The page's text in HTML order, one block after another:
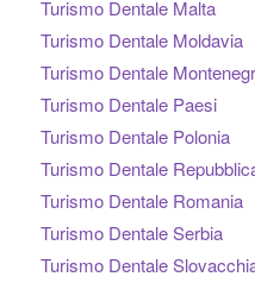
Turismo Dentale Malta
Turismo Dentale Moldavia
Turismo Dentale
Turismo Dentale Paesi
Turismo Dentale Polonia
Turismo Dentale
Turismo Dentale Romania
Turismo Dentale Serbia
Turismo Dentale